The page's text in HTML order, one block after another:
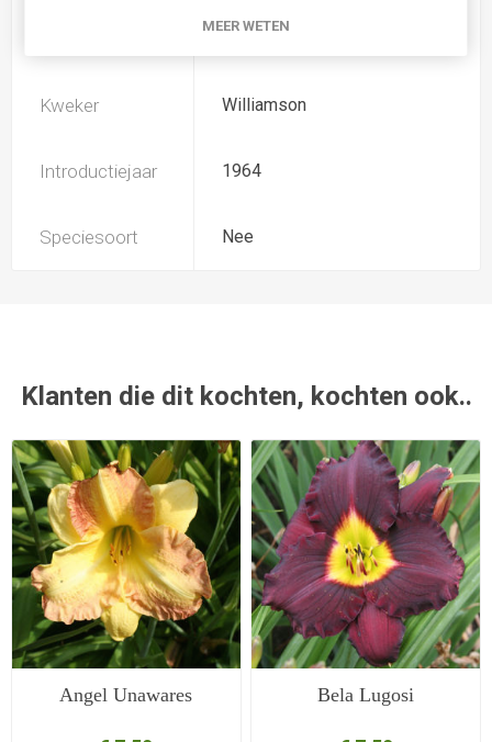
Kweker Williamson
Introductiejaar 1964
Speciesoort Nee
Klanten die dit kochten, kochten ook..
Angel Unawares Bela Lugosi
MEER WETEN